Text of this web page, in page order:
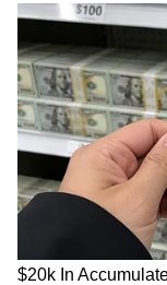
ರುಚಿಯಾದ ರೆಸಿಪಿ,
CM Vijay: ವಿಜಯ್
ಕಿಡ್ನ್ಯಾಪ್ ಸ್ಟೋರಿ..
ನೋಡಲು ಮಗ ಜೇಸನ್